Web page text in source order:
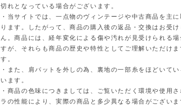
切れとなっている場合がございます。
・当サイトでは、一点物のヴィンテージや中古商品を主
ります。したがって、商品の購入後の返品・交換はお受
ん。商品には、経年変化による傷や汚れが見受けられる場
すが、それらも商品の歴史や特性としてご理解いただけま
す。
・また、肩パットを外しの為、裏地の一部糸をほどいて
います。
・商品の色味につきましては、ご覧いただく環境や使用さ
ラの性能により、実際の商品と多少異なる場合がございま